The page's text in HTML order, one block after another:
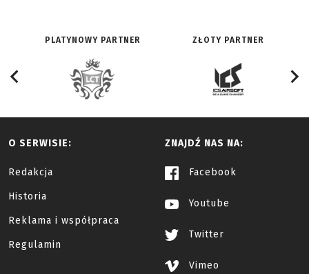
PLATYNOWY PARTNER ZŁOTY PARTNER
O SERWISIE:
Redakcja
Historia
Reklama i współpraca
Regulamin
ZNAJDŹ NAS NA:
Facebook
Youtube
Twitter
Vimeo